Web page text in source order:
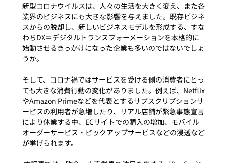
新型コロナウイルスは、人々の生活を大きく変え、また各
業界のビジネスにも大きな影響を与えました。既存ビジネ
スからの脱却し、新しいビジネスモデルを形成する、すな
わちDX＝デジタルトランスフォーメーションを本格的に
始動させるきっかけになった企業も多いのではないでしょ
うか。
そして、コロナ禍ではサービスを受ける側の消費者にとっ
ても大きな消費行動の変化がありました。例えば、Netflix
やAmazon Primeなどを代表とするサブスクリプションサ
ービスの利用者が急増したり、リアル店舗が緊急事態宣言
により休業する中、ECサイトでの購入の増加、モバイル
オーダーサービス・ピックアップサービスなどの浸透など
が挙げられます。